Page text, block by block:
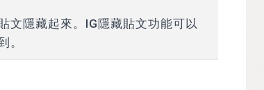
文隱藏起來。IG隱藏貼文功能可以
。